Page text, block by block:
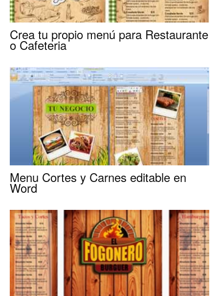
Crea tu propio menú para Restaurante
o Cafeteria
Menu Cortes y Carnes editable en
Word